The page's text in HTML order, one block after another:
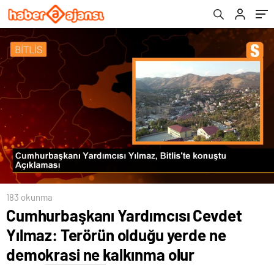
kalkınma olur
183 okunma
Cumhurbaşkanı Yardımcısı Cevdet
Yılmaz: Terörün olduğu yerde ne
demokrasi ne kalkınma olur
Dünyayı Başlarına Yıkıyoruz